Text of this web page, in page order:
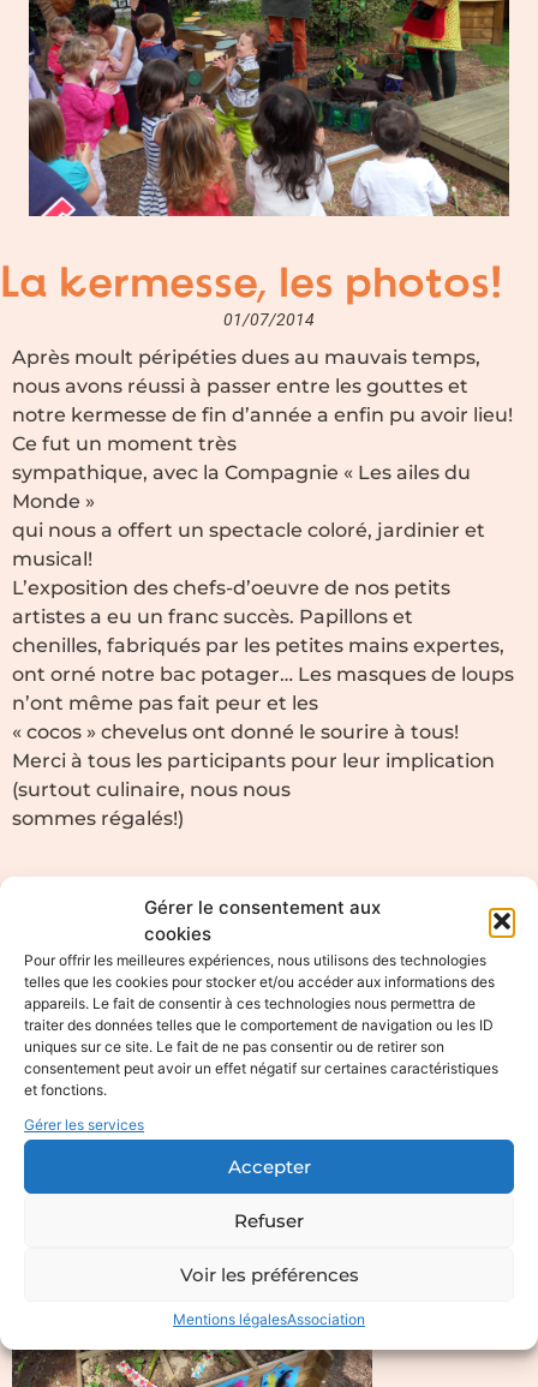
Gérer le consentement aux
cookies
Pour offrir les meilleures expériences, nous utilisons des technologies
telles que les cookies pour stocker et/ou accéder aux informations des
appareils. Le fait de consentir à ces technologies nous permettra de
traiter des données telles que le comportement de navigation ou les ID
uniques sur ce site. Le fait de ne pas consentir ou de retirer son
consentement peut avoir un effet négatif sur certaines caractéristiques
et fonctions.
Gérer les services
Accepter
Refuser
Voir les préférences
Mentions légalesAssociation
La kermesse, les photos!
01/07/2014
Après moult péripéties dues au mauvais temps,
nous avons réussi à passer entre les gouttes et
notre kermesse de fin d’année a enfin pu avoir lieu!
Ce fut un moment très
sympathique, avec la Compagnie « Les ailes du
Monde »
qui nous a offert un spectacle coloré, jardinier et
musical!
L’exposition des chefs-d’oeuvre de nos petits
artistes a eu un franc succès. Papillons et
chenilles, fabriqués par les petites mains expertes,
ont orné notre bac potager… Les masques de loups
n’ont même pas fait peur et les
« cocos » chevelus ont donné le sourire à tous!
Merci à tous les participants pour leur implication
(surtout culinaire, nous nous
sommes régalés!)